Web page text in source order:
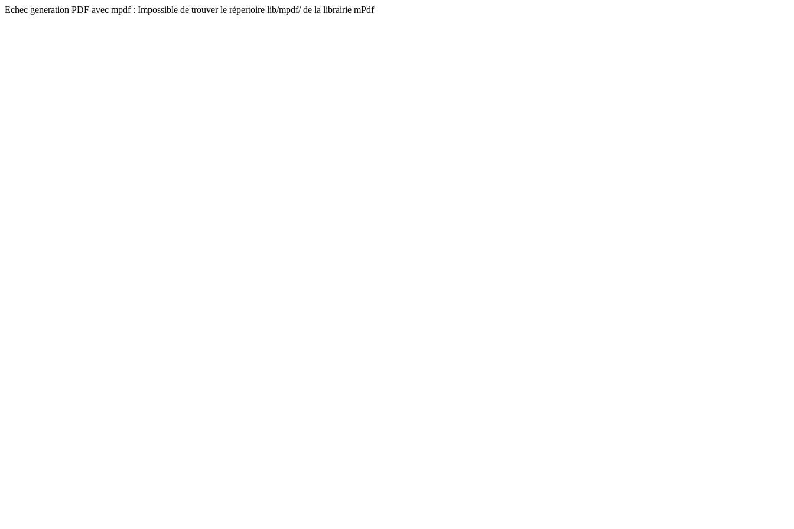
Echec generation PDF avec mpdf : Impossible de trouver le répertoire lib/mpdf/ de la librairie mPdf